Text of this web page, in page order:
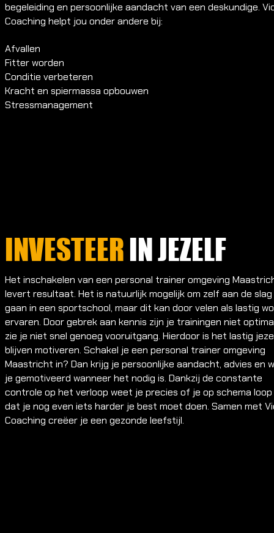
begeleiding en persoonlijke aandacht van een deskundige.
Coaching helpt jou onder andere bij:
Afvallen
Fitter worden
Conditie verbeteren
Kracht en spiermassa opbouwen
Stressmanagement
INVESTEERIN JEZELF
Het inschakelen van een personal trainer omgeving
levert resultaat. Het is natuurlijk mogelijk om zelf aan de
gaan in een sportschool, maar dit kan door velen als lastig
ervaren. Door gebrek aan kennis zijn je trainingen niet
zie je niet snel genoeg vooruitgang. Hierdoor is het lastig
blijven motiveren. Schakel je een personal trainer omgeving
Maastricht in? Dan krijg je persoonlijke aandacht, advies en
je gemotiveerd wanneer het nodig is. Dankzij de constante
controle op het verloop weet je precies of je op schema
dat je nog even iets harder je best moet doen. Samen met
Coaching creëer je een gezonde leefstijl.